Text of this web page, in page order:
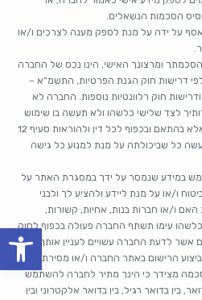
על ידה על מנת לספק מענה לצרכים ו/או
ומרצונך האישי, הינו נכס של החברה
דרישות חוק הגנת הפרטיות, התשמ”א –
ודרישות חוק רלוונטיות נוספות. החברה לא
לצד שלישי כלשהו ולא תעשה בו שימוש
החורג מהשירותים הניתנים באתר, אלא בהתאם ובכפוף לכל דין ולהוראות סעיף 12
כל שביכולתה על מנת למנוע כל גישה
במידע שנמסר על ידך במסגרת האתר על
ו/או על מנת ליידע ולהציע לך ולבני
ו/או חברות בנות, אחיות, קשורות,
כלשהו עימו תשתף החברה פעולה בכפוף לחוק
אשר לדעת החברה עשויים לעניין אותך ואת
הרישום באתר החברה ו/או מסירת
מצידך כי הינך מתיר לחברה להשתמש
בין בדואר רגיל, בין בדואר אלקטרוני ובין